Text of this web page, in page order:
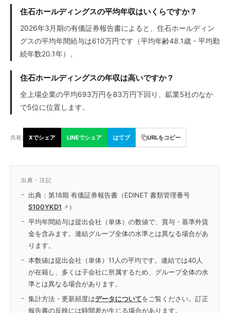
住石ホールディングスの平均年収はいくらですか？
2026年3月期の有価証券報告書によると、住石ホールディン
グスの平均年間給与は610万円です（平均年齢48.1歳・平均勤
続年数20.1年）。
住石ホールディングスの年収は高いですか？
全上場企業の平均693万円を83万円下回り、鉱業5社のなか
で5位に位置します。
共有: Xでシェア LINEでシェア はてブ URLをコピー
出典・注記
出典：第18期 有価証券報告書（EDINET 書類管理番号
S100YKD1
）
平均年間給与は提出会社（単体）の数値で、賞与・基準外賃
金を含みます。連結グループ全体の水準とは異なる場合があ
ります。
本数値は提出会社（単体）11人の平均です。連結では40人
が在籍し、多くは子会社に所属するため、グループ全体の水
準とは異なる場合があります。
集計方法・更新頻度はデータについてをご覧ください。訂正
報告書の反映には時間差が生じる場合があります。